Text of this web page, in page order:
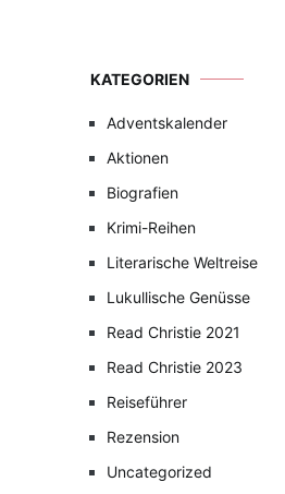
KATEGORIEN
Adventskalender
Aktionen
Biografien
Krimi-Reihen
Literarische Weltreise
Lukullische Genüsse
Read Christie 2021
Read Christie 2023
Reiseführer
Rezension
Uncategorized